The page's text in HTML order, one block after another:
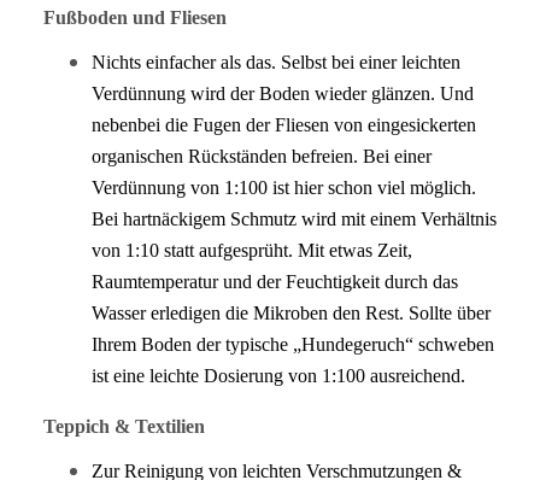
Fußboden und Fliesen
Nichts einfacher als das. Selbst bei einer leichten
Verdünnung wird der Boden wieder glänzen. Und
nebenbei die Fugen der Fliesen von eingesickerten
organischen Rückständen befreien. Bei einer
Verdünnung von 1:100 ist hier schon viel möglich.
Bei hartnäckigem Schmutz wird mit einem Verhältnis
von 1:10 statt aufgesprüht. Mit etwas Zeit,
Raumtemperatur und der Feuchtigkeit durch das
Wasser erledigen die Mikroben den Rest. Sollte über
Ihrem Boden der typische „Hundegeruch“ schweben
ist eine leichte Dosierung von 1:100 ausreichend.
Teppich & Textilien
Zur Reinigung von leichten Verschmutzungen &